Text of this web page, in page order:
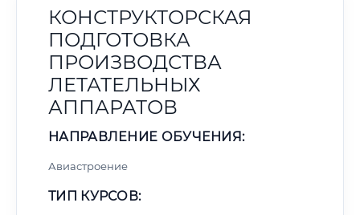
КОНСТРУКТОРСКАЯ
ПОДГОТОВКА
ПРОИЗВОДСТВА
ЛЕТАТЕЛЬНЫХ
АППАРАТОВ
НАПРАВЛЕНИЕ ОБУЧЕНИЯ:
Авиастроение
ТИП КУРСОВ: